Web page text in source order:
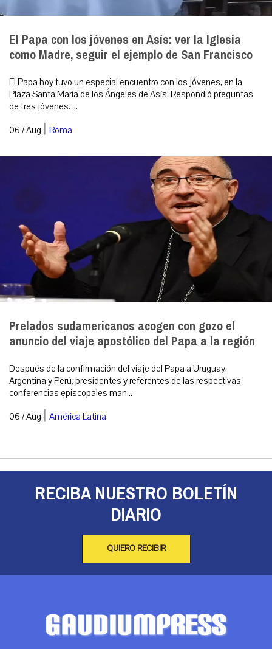
El Papa con los jóvenes en Asís: ver la Iglesia
como Madre, seguir el ejemplo de San Francisco
El Papa hoy tuvo un especial encuentro con los jóvenes, en la
Plaza Santa María de los Ángeles de Asís. Respondió preguntas
de tres jóvenes. ...
06 / Aug | Roma
Prelados sudamericanos acogen con gozo el
anuncio del viaje apostólico del Papa a la región
Después de la confirmación del viaje del Papa a Uruguay,
Argentina y Perú, presidentes y referentes de las respectivas
conferencias episcopales man...
06 / Aug | América Latina
RECIBA NUESTRO BOLETÍN
DIARIO
QUIERO RECIBIR